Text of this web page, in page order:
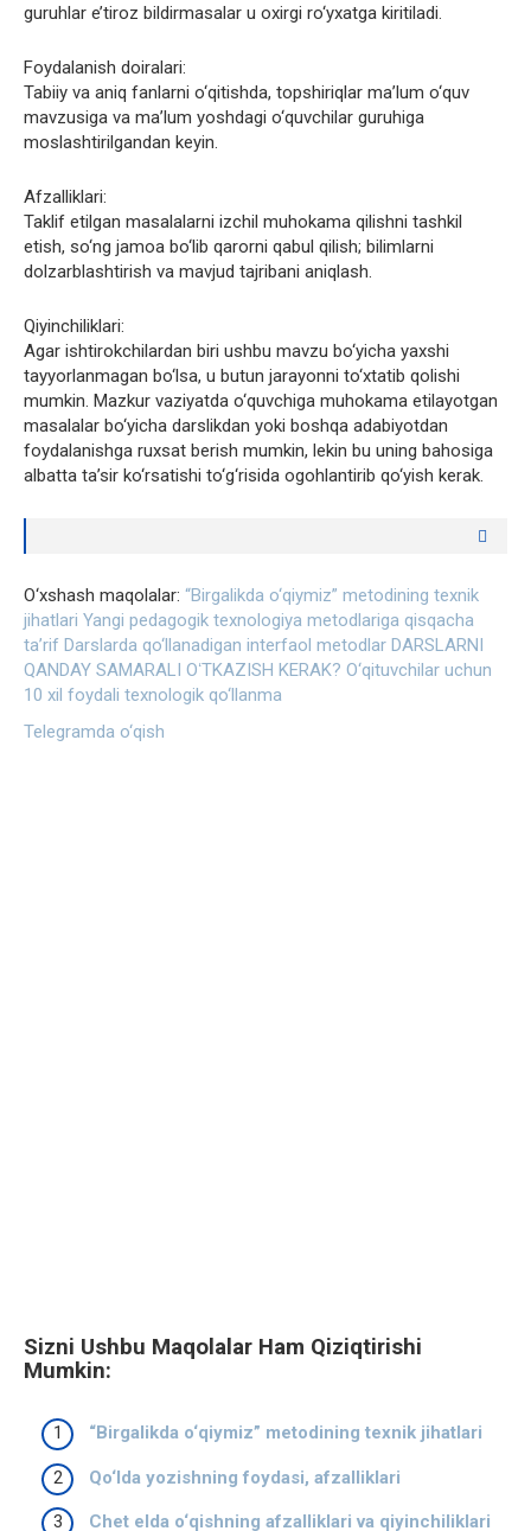
guruhlar e’tiroz bildirmasalar u oxirgi ro‘yxatga kiritiladi.
Foydalanish doiralari:
Tabiiy va aniq fanlarni o‘qitishda, topshiriqlar ma’lum o‘quv
mavzusiga va ma’lum yoshdagi o‘quvchilar guruhiga
moslashtirilgandan keyin.
Afzalliklari:
Taklif etilgan masalalarni izchil muhokama qilishni tashkil
etish, so‘ng jamoa bo‘lib qarorni qabul qilish; bilimlarni
dolzarblashtirish va mavjud tajribani aniqlash.
Qiyinchiliklari:
Agar ishtirokchilardan biri ushbu mavzu bo‘yicha yaxshi
tayyorlanmagan bo‘lsa, u butun jarayonni to‘xtatib qolishi
mumkin. Mazkur vaziyatda o‘quvchiga muhokama etilayotgan
masalalar bo‘yicha darslikdan yoki boshqa adabiyotdan
foydalanishga ruxsat berish mumkin, lekin bu uning bahosiga
albatta ta’sir ko‘rsatishi to‘g‘risida ogohlantirib qo‘yish kerak.
O‘xshash maqolalar: “Birgalikda o‘qiymiz” metodining texnik
jihatlari Yangi pedagogik texnologiya metodlariga qisqacha
ta’rif Darslarda qo‘llanadigan interfaol metodlar ​DARSLARNI
QANDAY SAMARALI OʻTKAZISH KERAK? O‘qituvchilar uchun
10 xil foydali texnologik qo‘llanma
Telegramda o‘qish
Sizni Ushbu Maqolalar Ham Qiziqtirishi
Mumkin:
“Birgalikda o‘qiymiz” metodining texnik jihatlari
Qo‘lda yozishning foydasi, afzalliklari
Chet elda o‘qishning afzalliklari va qiyinchiliklari